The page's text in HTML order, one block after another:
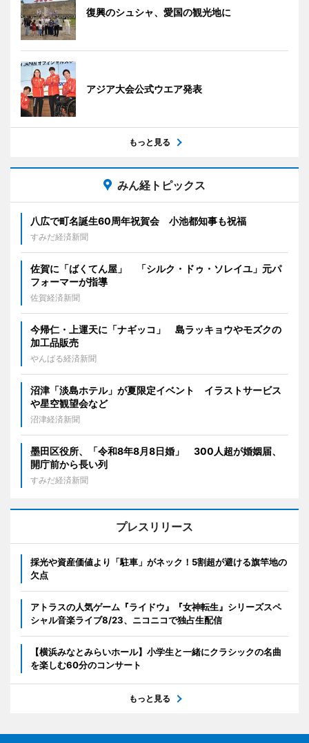
復興のシュシャ、愛国の観光地に
アジア大会公式ウエア発表
もっと見る
みん経トピックス
八広で町名誕生60周年祝賀会 小池都知事も祝福
すみだ経済新聞
佐賀に「ばくてん屋」 「シルク・ドゥ・ソレイユ」元パ
フォーマーが指導
佐賀経済新聞
今帰仁・上運天に「ナギッコ」 島ラッキョウやモズクの
加工品販売
やんばる経済新聞
沼津「淡島ホテル」が夏限定イベント イラストサービス
や星空観望会など
沼津経済新聞
墨田区役所、「令和8年8月8日婚」 300人超が婚姻届、
開庁前から長い列
すみだ経済新聞
プレスリリース
採光や資産価値より「駐車」がネック！5割超が避ける旗竿地の
欠点
アトラスの人気ゲーム『ライドウ』『女神転生』シリーズスペ
シャル音楽ライブ8/23、ニコニコで独占生配信
【横浜みなとみらいホール】小学生と一緒にクラシックの名曲
を楽しむ60分のコンサート
もっと見る